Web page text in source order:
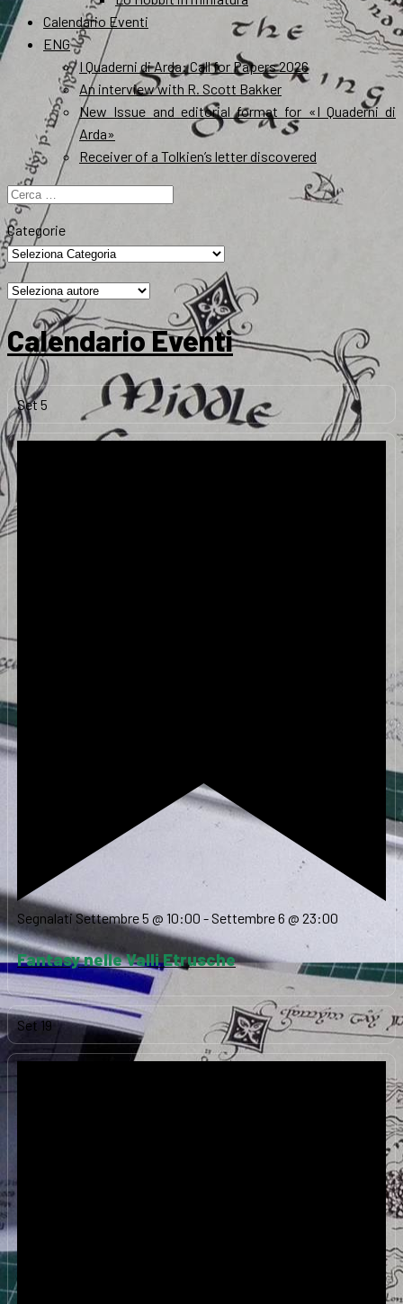
Calendario Eventi
ENG
I Quaderni di Arda: Call for Papers 2026
An interview with R. Scott Bakker
New Issue and editorial format for «I Quaderni di
Arda»
Receiver of a Tolkien’s letter discovered
Ricerca
per:
Categorie
Calendario Eventi
Set5
SegnalatiSettembre 5 @ 10:00 -Settembre 6 @ 23:00
Fantasy nelle Valli Etrusche
Set19